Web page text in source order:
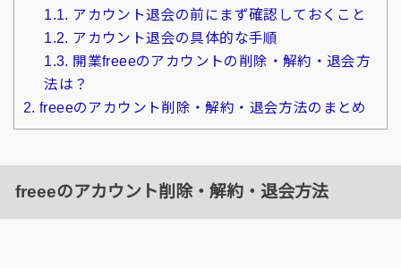
1.1. アカウント退会の前にまず確認しておくこと
1.2. アカウント退会の具体的な手順
1.3. 開業freeeのアカウントの削除・解約・退会方
法は？
2. freeeのアカウント削除・解約・退会方法のまとめ
freeeのアカウント削除・解約・退会方法